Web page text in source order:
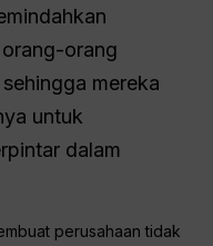
orang
mereka
untuk
dalam
perusahaan tidak